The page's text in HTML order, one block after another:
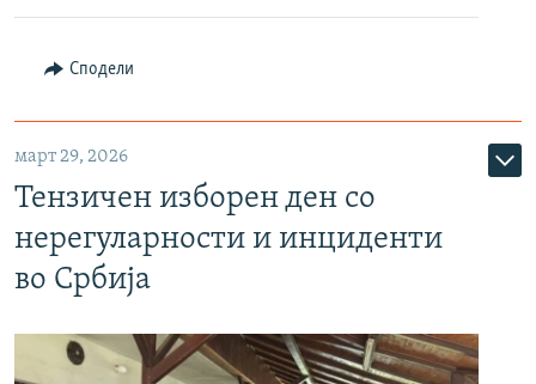
Сподели
март 29, 2026
Тензичен изборен ден со
нерегуларности и инциденти
во Србија